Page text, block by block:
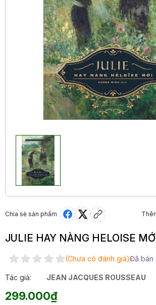
Chia sẻ sản phẩm
JULIE HAY NÀNG HELOISE
(Chưa có đánh giá)Đã bán
Tác giả: JEAN JACQUES ROUSSEAU
299.000₫